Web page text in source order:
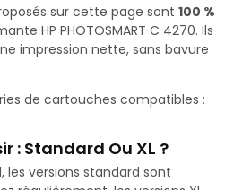
sur cette page sont 100 %
HP PHOTOSMART C 4270. Ils
impression nette, sans bavure
de cartouches compatibles :
: Standard Ou XL ?
les versions standard sont